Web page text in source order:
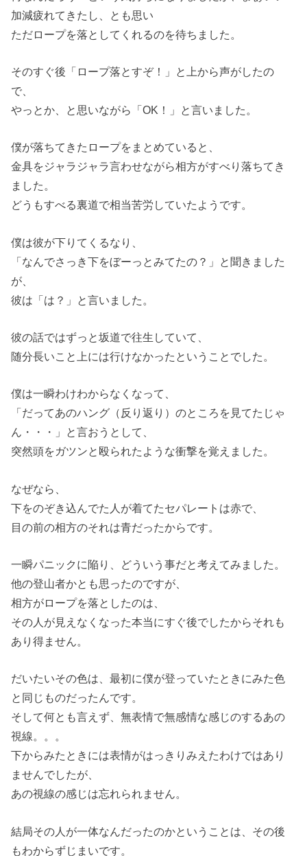
加減疲れてきたし、とも思い
ただロープを落としてくれるのを待ちました。
そのすぐ後「ロープ落とすぞ！」と上から声がしたの
で、
やっとか、と思いながら「OK！」と言いました。
僕が落ちてきたロープをまとめていると、
金具をジャラジャラ言わせながら相方がすべり落ちてき
ました。
どうもすべる裏道で相当苦労していたようです。
僕は彼が下りてくるなり、
「なんでさっき下をぼーっとみてたの？」と聞きました
が、
彼は「は？」と言いました。
彼の話ではずっと坂道で往生していて、
随分長いこと上には行けなかったということでした。
僕は一瞬わけわからなくなって、
「だってあのハング（反り返り）のところを見てたじゃ
ん・・・」と言おうとして、
突然頭をガツンと殴られたような衝撃を覚えました。
なぜなら、
下をのぞき込んでた人が着てたセパレートは赤で、
目の前の相方のそれは青だったからです。
一瞬パニックに陥り、どういう事だと考えてみました。
他の登山者かとも思ったのですが、
相方がロープを落としたのは、
その人が見えなくなった本当にすぐ後でしたからそれも
あり得ません。
だいたいその色は、最初に僕が登っていたときにみた色
と同じものだったんです。
そして何とも言えず、無表情で無感情な感じのするあの
視線。。。
下からみたときには表情がはっきりみえたわけではあり
ませんでしたが、
あの視線の感じは忘れられません。
結局その人が一体なんだったのかということは、その後
もわからずじまいです。